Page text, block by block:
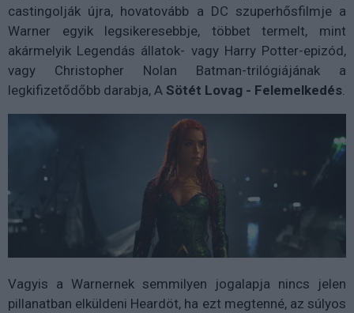
castingolják újra, hovatovább a DC szuperhősfilmje a
Warner egyik legsikeresebbje, többet termelt, mint
akármelyik Legendás állatok- vagy Harry Potter-epizód,
vagy Christopher Nolan Batman-trilógiájának a
legkifizetődőbb darabja, A Sötét Lovag - Felemelkedés
Vagyis a Warnernek semmilyen jogalapja nincs jelen
pillanatban elküldeni Heardöt, ha ezt megtenné, az súlyos